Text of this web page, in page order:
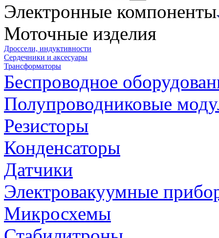
Электронные компоненты
Моточные изделия
Дроссели, индуктивности
Сердечники и аксесуары
Трансформаторы
Беспроводное
Полупроводниковые
Резисторы
Конденсаторы
Датчики
Электровакуумные
Микросхемы